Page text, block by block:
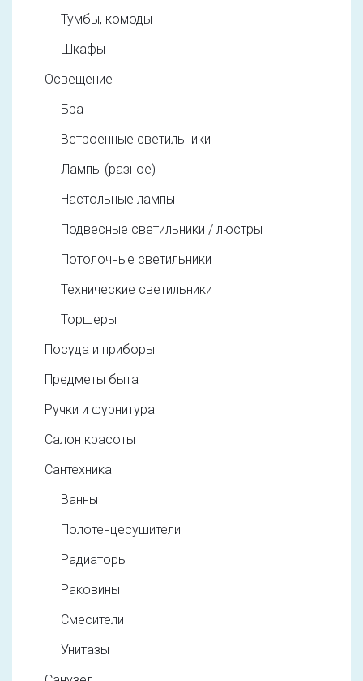
Тумбы, комоды
Шкафы
Освещение
Бра
Встроенные светильники
Лампы (разное)
Настольные лампы
Подвесные светильники / люстры
Потолочные светильники
Технические светильники
Торшеры
Посуда и приборы
Предметы быта
Ручки и фурнитура
Салон красоты
Сантехника
Ванны
Полотенцесушители
Радиаторы
Раковины
Смесители
Унитазы